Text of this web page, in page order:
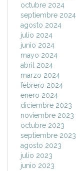
octubre 2024
septiembre 2024
agosto 2024
julio 2024
junio 2024
mayo 2024
abril 2024
marzo 2024
febrero 2024
enero 2024
diciembre 2023
noviembre 2023
octubre 2023
septiembre 2023
agosto 2023
julio 2023
junio 2023